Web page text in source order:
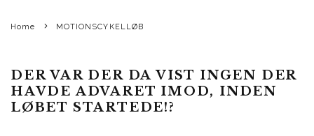
NOGET OM BROSTEN?
Home MOTIONSCYKELLØB
DER VAR DER DA VIST INGEN DER
HAVDE ADVARET IMOD, INDEN
LØBET STARTEDE!?